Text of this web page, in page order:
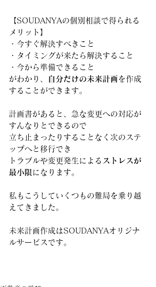
【SOUDANYAの個別相談で得られる
メリット】
・今すぐ解決すべきこと
・タイミングが来たら解決すること
・今から準備できること
がわかり、
自分だけの未来計画を作成
することができます。
計画書があると、急な変更への対応が
すんなりとできるので
立ち止まったりすることなく次のステ
ップへと移行でき
トラブルや変更発生による ストレスが
最小限になります。
私もこうしていくつもの難局を乗り越
えてきました。
未来計画作成はSOUDANYAオリジナ
ルサービスです。